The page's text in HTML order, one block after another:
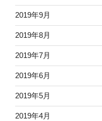
2019年9月
2019年8月
2019年7月
2019年6月
2019年5月
2019年4月